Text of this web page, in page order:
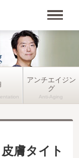
アンチエイジン
グ
膚タイト